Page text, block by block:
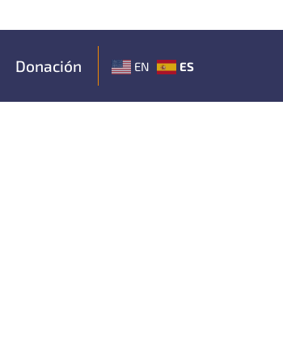
Donación EN ES